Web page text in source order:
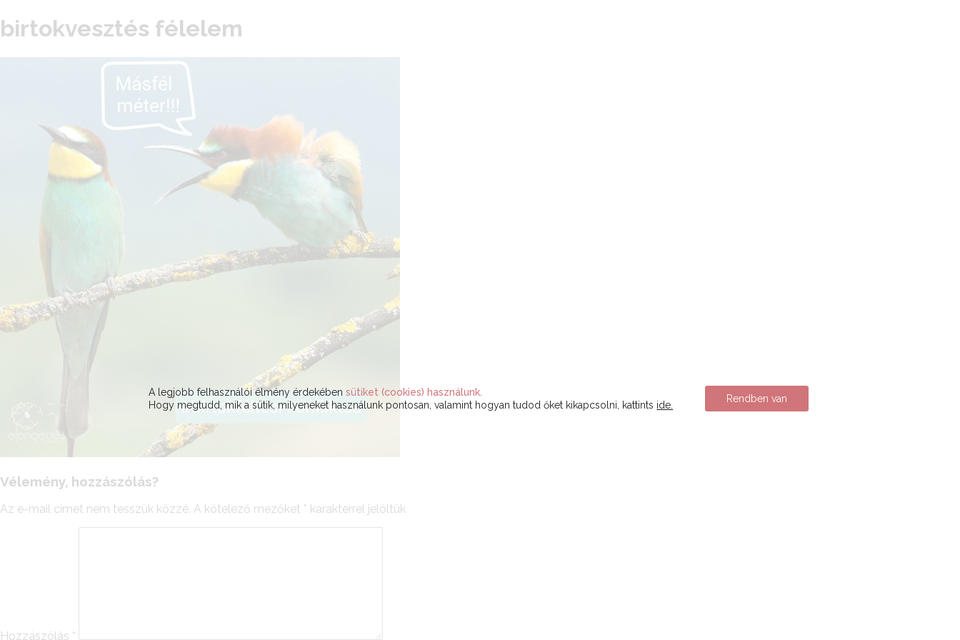
birtokvesztés félelem
Vélemény, hozzászólás?
Az e-mail címet nem tesszük közzé. A kötelező mezőket * karakterrel jelöltük
Hozzászólás *
A legjobb felhasználói élmény érdekébensütiket (cookies) használunk.
Hogy megtudd, mik a sütik, milyeneket használunk pontosan, valamint hogyan tudod őket kikapcsolni, kattints ide.
Rendben van